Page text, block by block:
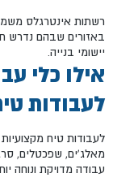
רשתות אינטרגלס
באזורים שבהם נדרש
יישומי בנייה.
אילו כלי
לעבודות
לעבודות טיח
מאלג'ים, שפכטלים,
עבודה מדויקת ונוחה